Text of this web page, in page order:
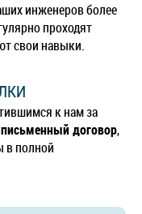
инженеров более
проходят
свои навыки.
к нам за
договор,
в полной